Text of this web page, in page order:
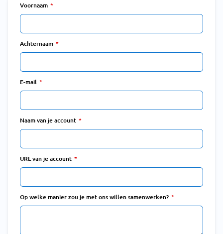
Voornaam
Achternaam
E-mail
Naam van je account
URL van je account
Op welke manier zou je met ons willen samenwerken?